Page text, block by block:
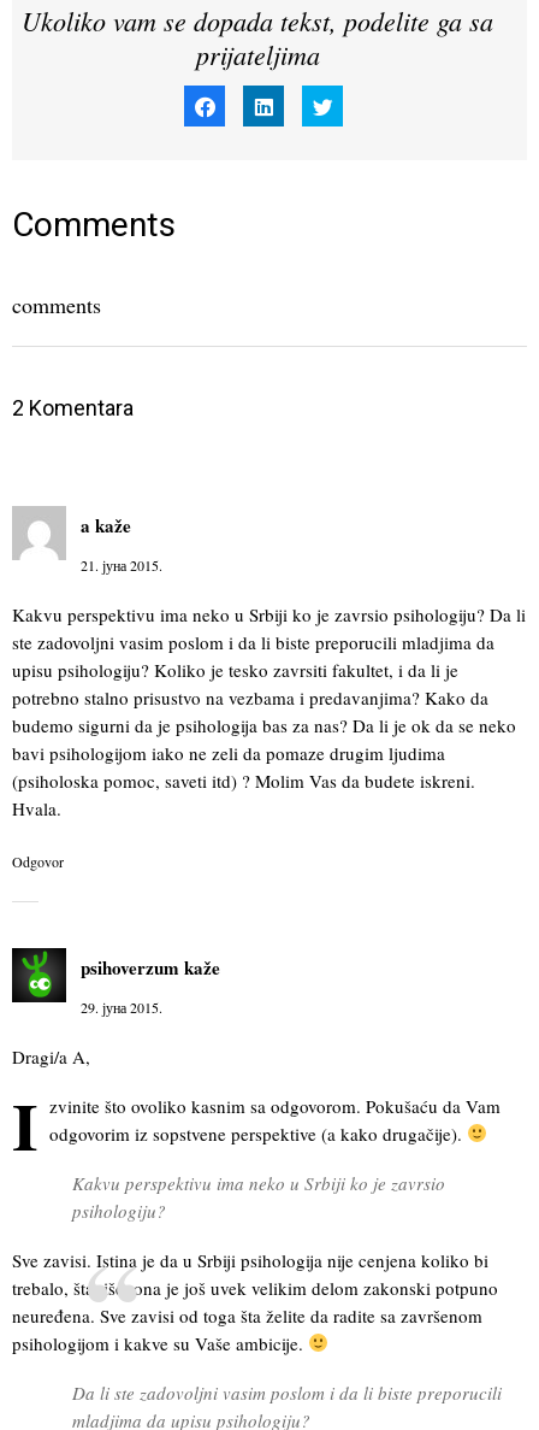
Ukoliko vam se dopada tekst, podelite ga sa
prijateljima
share share share
Comments
comments
2 Komentara
a kaže
21. јуна 2015.
Kakvu perspektivu ima neko u Srbiji ko je zavrsio psihologiju? Da li
ste zadovoljni vasim poslom i da li biste preporucili mladjima da
upisu psihologiju? Koliko je tesko zavrsiti fakultet, i da li je
potrebno stalno prisustvo na vezbama i predavanjima? Kako da
budemo sigurni da je psihologija bas za nas? Da li je ok da se neko
bavi psihologijom iako ne zeli da pomaze drugim ljudima
(psiholoska pomoc, saveti itd) ? Molim Vas da budete iskreni.
Hvala.
Odgovor
psihoverzum kaže
29. јуна 2015.
Dragi/a A,
I zvinite što ovoliko kasnim sa odgovorom. Pokušaću da Vam
odgovorim iz sopstvene perspektive (a kako drugačije).
Kakvu perspektivu ima neko u Srbiji ko je zavrsio
psihologiju?
Sve zavisi. Istina je da u Srbiji psihologija nije cenjena koliko bi
trebalo, štaviše, ona je još uvek velikim delom zakonski potpuno
neuređena. Sve zavisi od toga šta želite da radite sa završenom
psihologijom i kakve su Vaše ambicije.
Da li ste zadovoljni vasim poslom i da li biste preporucili
mladjima da upisu psihologiju?